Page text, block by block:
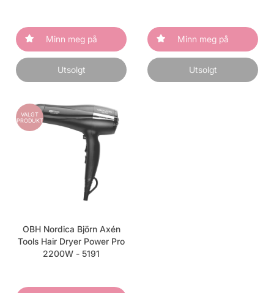
Minn meg på
Utsolgt
Minn meg på
Utsolgt
VALGT
PRODUKT
OBH Nordica Björn Axén
Tools Hair Dryer Power Pro
2200W - 5191